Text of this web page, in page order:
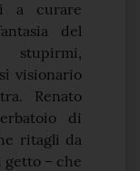
a curare
del
visionario
Renato
di
ritagli da
– che